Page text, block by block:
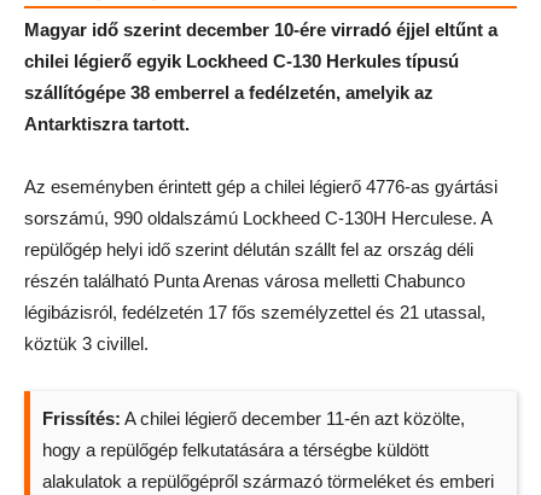
Magyar idő szerint december 10-ére virradó éjjel eltűnt a
chilei légierő egyik Lockheed C-130 Herkules típusú
szállítógépe 38 emberrel a fedélzetén, amelyik az
Antarktiszra tartott.
Az eseményben érintett gép a chilei légierő 4776-as gyártási
sorszámú, 990 oldalszámú Lockheed C-130H Herculese. A
repülőgép helyi idő szerint délután szállt fel az ország déli
részén található Punta Arenas városa melletti Chabunco
légibázisról, fedélzetén 17 fős személyzettel és 21 utassal,
köztük 3 civillel.
Frissítés: A chilei légierő december 11-én azt közölte,
hogy a repülőgép felkutatására a térségbe küldött
alakulatok a repülőgépről származó törmeléket és emberi